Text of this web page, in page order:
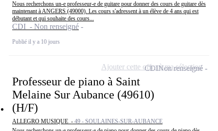
Nous recherchons un-e professeur-e de guitare pour donner des cours de guitare dès
maintenant à ANGERS (49000). Les cours s'adressent à un élève de 4 ans qui est
débutant et qui souhaite des cours...
CDI - Non renseigné
Publié il y a 10 jours
Professeur de piano à Saint
Melaine Sur Aubance (49610)
(H/F)
ALLEGRO MUSIQUE - 49 - SOULAINES-SUR-AUBANCE
CDINon renseigné
Ajouter cette offre à ma sélection